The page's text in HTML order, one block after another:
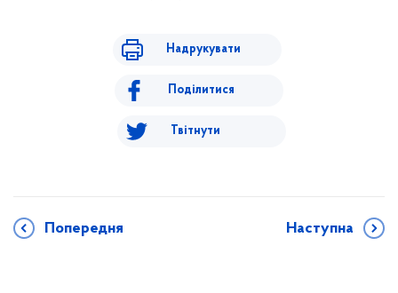
Надрукувати
Поділитися
Твітнути
Попередня Наступна